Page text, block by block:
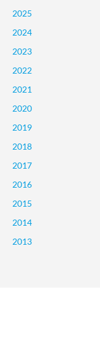
2025
2024
2023
2022
2021
2020
2019
2018
2017
2016
2015
2014
2013